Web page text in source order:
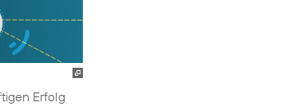
Erfolg